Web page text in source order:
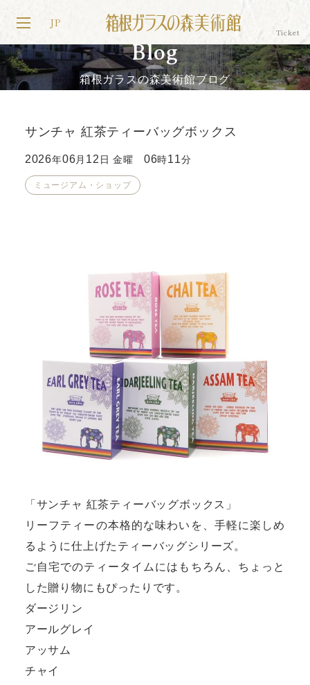
JP
Blog
箱根ガラスの森美術館ブログ
サンチャ 紅茶ティーバッグボックス
2026年06 月 12 日 金曜 06時11分
ミュージアム・ショップ
「サンチャ 紅茶ティーバッグボックス」
リーフティーの本格的な味わいを、手軽に楽しめ
るように仕上げたティーバッグシリーズ。
ご自宅でのティータイムにはもちろん、ちょっと
した贈り物にもぴったりです。
ダージリン
アールグレイ
アッサム
チャイ